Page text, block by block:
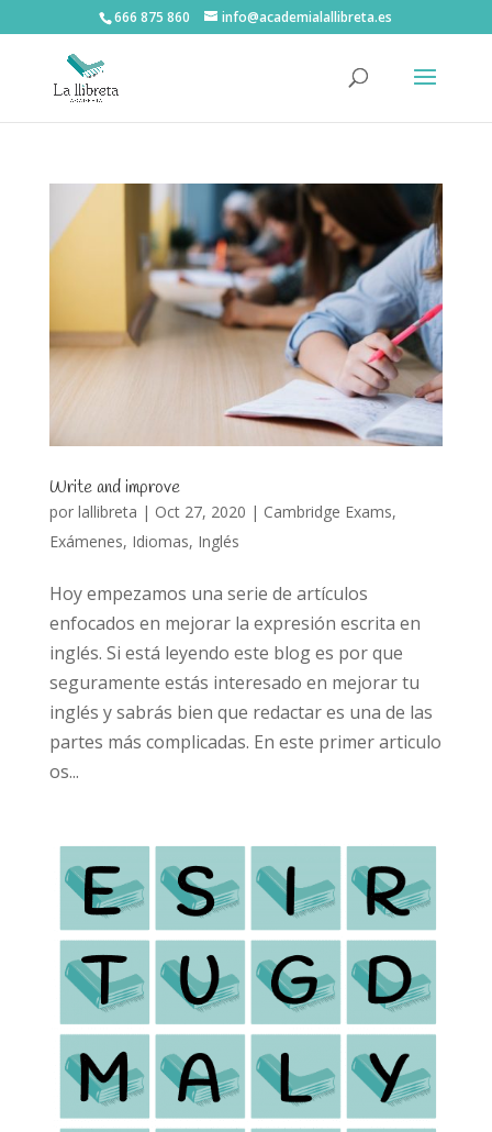
666 875 860 info@academialallibreta.es
Write and improve
por lallibreta | Oct 27, 2020 | Cambridge Exams,
Exámenes, Idiomas, Inglés
Hoy empezamos una serie de artículos
enfocados en mejorar la expresión escrita en
inglés. Si está leyendo este blog es por que
seguramente estás interesado en mejorar tu
inglés y sabrás bien que redactar es una de las
partes más complicadas. En este primer articulo
os...